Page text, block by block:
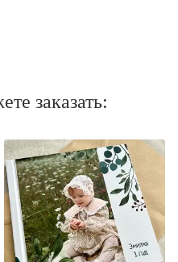
заказать: